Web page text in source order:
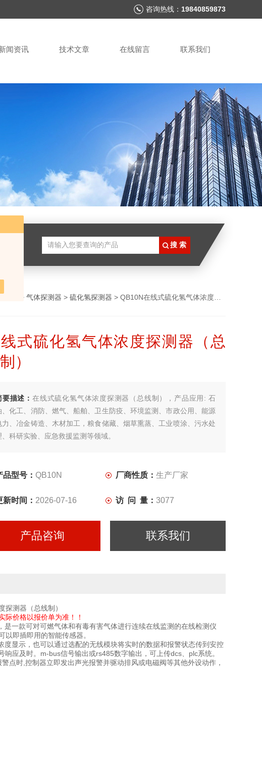
咨询热线： 19840859873
闻资讯 技术文章 在线留言 联系我们
> 气体探测器 > 硫化氢探测器 > QB10N在线式硫化氢气体浓度探测器（总线制）
式硫化氢气体浓度探测器（总
）
要描述： 在线式硫化氢气体浓度探测器（总线制），产品应用: 石
、化工、消防、燃气、船舶、卫生防疫、环境监测、市政公用、能源
力、冶金铸造、木材加工，粮食储藏、烟草熏蒸、工业喷涂、污水处
、科研实验、应急救援监测等领域。
品型号： QB10N 厂商性质： 生产厂家
新时间： 2026-07-16 访 问 量： 3077
产品咨询 联系我们
探测器（总线制）
际价格以报价单为准！！
一款可对可燃气体和有毒有害气体进行连续在线监测的在线检测仪
即插即用的智能传感器。
显示，也可以通过选配的无线模块将实时的数据和报警状态传到安控
应及时。m-bus信号输出或rs485数字输出，可上传dcs、plc系统。
点时,控制器立即发出声光报警并驱动排风或电磁阀等其他外设动作，